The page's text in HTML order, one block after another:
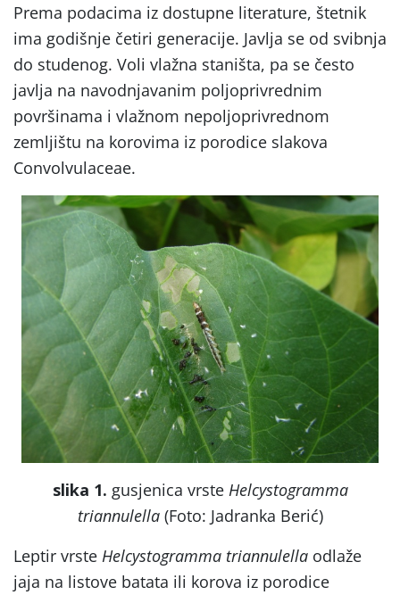
Prema podacima iz dostupne literature, štetnik
ima godišnje četiri generacije. Javlja se od svibnja
do studenog. Voli vlažna staništa, pa se često
javlja na navodnjavanim poljoprivrednim
površinama i vlažnom nepoljoprivrednom
zemljištu na korovima iz porodice slakova
Convolvulaceae.
slika 1. gusjenica vrste Helcystogramma
triannulella (Foto: Jadranka Berić)
Leptir vrste Helcystogramma triannulella odlaže
jaja na listove batata ili korova iz porodice